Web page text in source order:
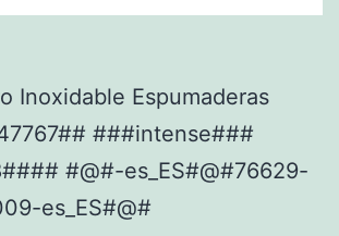
Inoxidable Espumaderas
###intense###
#@#-es_ES#@#76629-
es_ES#@#